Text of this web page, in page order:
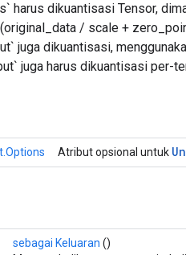
harus dikuantisasi Tensor,
/ scale +
juga dikuantisasi,
juga harus dikuantisasi per-
Atribut opsional untuk
sebagai Keluaran ()